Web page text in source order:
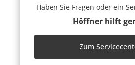
Haben Sie Fragen oder ein
Höffner hilft
Zum